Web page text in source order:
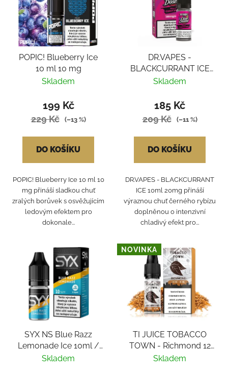
POPIC! Blueberry Ice
10 ml 10 mg
Skladem
199 Kč
229 Kč (–13 %)
DO KOŠÍKU
POPIC! Blueberry Ice 10 ml 10
mg přináší sladkou chuť
zralých borůvek s osvěžujícím
ledovým efektem pro
dokonale...
DR.VAPES -
BLACKCURRANT ICE
10ml 20mg
Skladem
185 Kč
209 Kč (–11 %)
DO KOŠÍKU
DR.VAPES - BLACKCURRANT
ICE 10ml 20mg přináší
výraznou chuť černého rybízu
doplněnou o intenzivní
chladivý efekt pro...
SYX NS Blue Razz
Lemonade Ice 10ml /
10mg
Skladem
NOVINKA
TI JUICE TOBACCO
TOWN - Richmond 12
mg
Skladem